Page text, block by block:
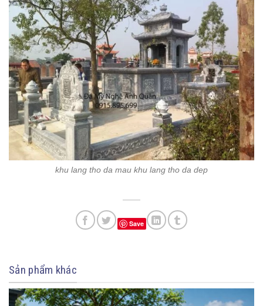
khu lang tho da mau khu lang tho da dep
Save
Sản phẩm khác